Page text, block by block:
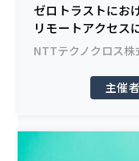
ゼロトラストにお
リモートアクセス
NTTテクノクロス株
主催